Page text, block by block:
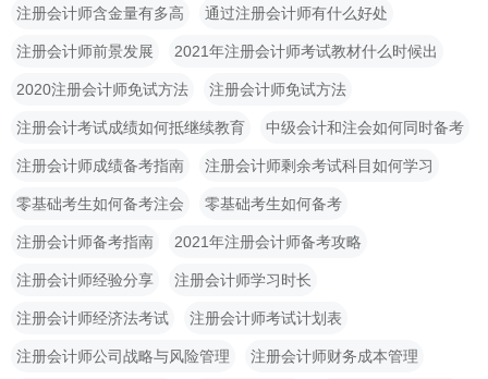
注册会计师含金量有多高 通过注册会计师有什么好处
注册会计师前景发展 2021年注册会计师考试教材什么时候出
2020注册会计师免试方法 注册会计师免试方法
注册会计考试成绩如何抵继续教育 中级会计和注会如何同时备考
注册会计师成绩备考指南 注册会计师剩余考试科目如何学习
零基础考生如何备考注会 零基础考生如何备考
注册会计师备考指南 2021年注册会计师备考攻略
注册会计师经验分享 注册会计师学习时长
注册会计师经济法考试 注册会计师考试计划表
注册会计师公司战略与风险管理 注册会计师财务成本管理